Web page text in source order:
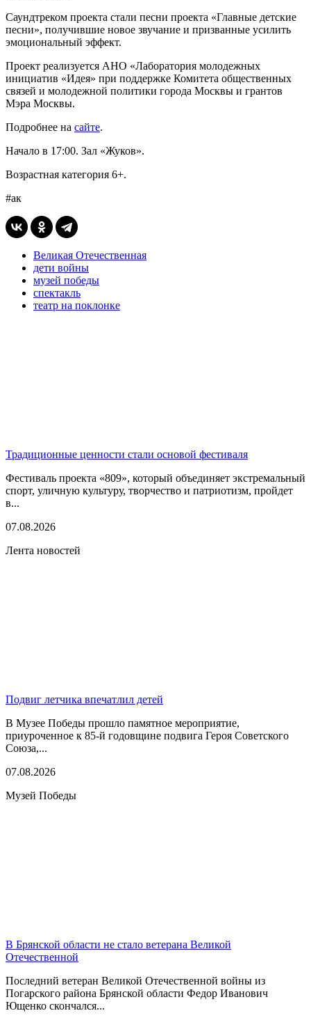
Саундтреком проекта стали песни проекта «Главные детские
песни», получившие новое звучание и призванные усилить
эмоциональный эффект.
Проект реализуется АНО «Лаборатория молодежных
инициатив «Идея» при поддержке Комитета общественных
связей и молодежной политики города Москвы и грантов
Мэра Москвы.
Подробнее на сайте.
Начало в 17:00. Зал «Жуков».
Возрастная категория 6+.
#ак
Великая Отечественная
дети войны
музей победы
спектакль
театр на поклонке
Традиционные ценности стали основой фестиваля
Фестиваль проекта «809», который объединяет экстремальный
спорт, уличную культуру, творчество и патриотизм, пройдет
в...
07.08.2026
Лента новостей
Подвиг летчика впечатлил детей
В Музее Победы прошло памятное мероприятие,
приуроченное к 85-й годовщине подвига Героя Советского
Союза,...
07.08.2026
Музей Победы
В Брянской области не стало ветерана Великой
Отечественной
Последний ветеран Великой Отечественной войны из
Погарского района Брянской области Федор Иванович
Ющенко скончался...